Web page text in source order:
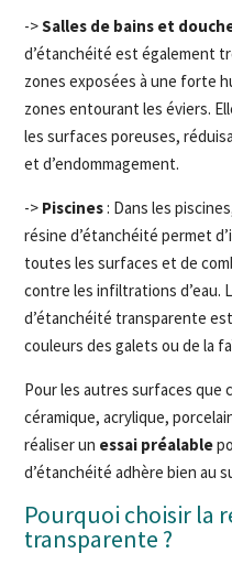
->Salles de bains et
d’étanchéité est également
zones exposées à une forte
zones entourant les éviers.
les surfaces poreuses,
et d’endommagement.
-> Piscines: Dans les
résine d’étanchéité permet
toutes les surfaces et de
contre les infiltrations d’eau.
d’étanchéité transparente
couleurs des galets ou de la
Pour les autres surfaces que
céramique, acrylique,
réaliser un essai préalable
d’étanchéité adhère bien au
Pourquoi choisir la
transparente ?